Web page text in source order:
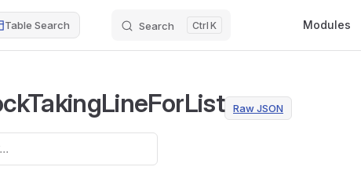
Table Search Search K Modules
Raw JSON